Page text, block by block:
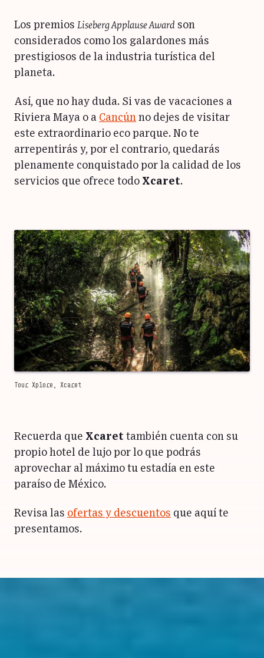
Los premios Liseberg Applause Award son
considerados como los galardones más
prestigiosos de la industria turística del
planeta.
Así, que no hay duda. Si vas de vacaciones a
Riviera Maya o a Cancún no dejes de visitar
este extraordinario eco parque. No te
arrepentirás y, por el contrario, quedarás
plenamente conquistado por la calidad de los
servicios que ofrece todo Xcaret.
Tour Xplore, Xcaret
Recuerda que Xcaret también cuenta con su
propio hotel de lujo por lo que podrás
aprovechar al máximo tu estadía en este
paraíso de México.
Revisa las ofertas y descuentos que aquí te
presentamos.